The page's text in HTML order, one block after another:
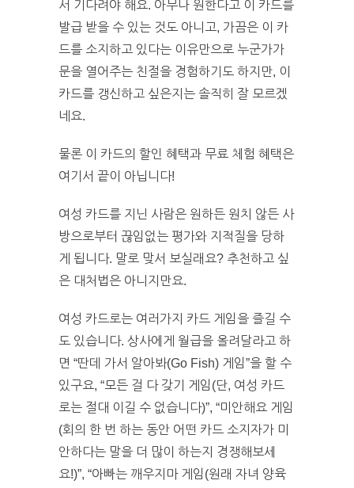
서 기다려야 해요. 아무나 원한다고 이 카드를
발급 받을 수 있는 것도 아니고, 가끔은 이 카
드를 소지하고 있다는 이유만으로 누군가가
문을 열어주는 친절을 경험하기도 하지만, 이
카드를 갱신하고 싶은지는 솔직히 잘 모르겠
네요.
물론 이 카드의 할인 혜택과 무료 체험 혜택은
여기서 끝이 아닙니다!
여성 카드를 지닌 사람은 원하든 원치 않든 사
방으로부터 끊임없는 평가와 지적질을 당하
게 됩니다. 말로 맞서 보실래요? 추천하고 싶
은 대처법은 아니지만요.
여성 카드로는 여러가지 카드 게임을 즐길 수
도 있습니다. 상사에게 월급을 올려달라고 하
면 “딴데 가서 알아봐(Go Fish) 게임”을 할 수
있구요, “모든 걸 다 갖기 게임(단, 여성 카드
로는 절대 이길 수 없습니다)”, “미안해요 게임
(회의 한 번 하는 동안 어떤 카드 소지자가 미
안하다는 말을 더 많이 하는지 경쟁해보세
요!)”, “아빠는 깨우지마 게임(원래 자녀 양육